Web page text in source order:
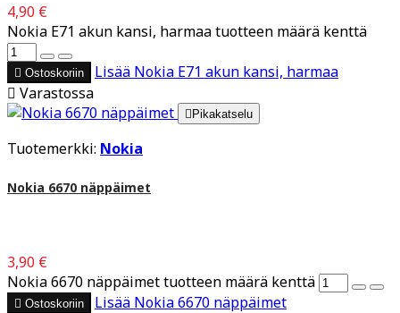
4,90 €
Nokia E71 akun kansi, harmaa tuotteen määrä kenttä
 Ostoskoriin Lisää Nokia E71 akun kansi, harmaa
 Varastossa
Pikakatselu
Tuotemerkki: Nokia
Nokia 6670 näppäimet
3,90 €
Nokia 6670 näppäimet tuotteen määrä kenttä
 Ostoskoriin Lisää Nokia 6670 näppäimet